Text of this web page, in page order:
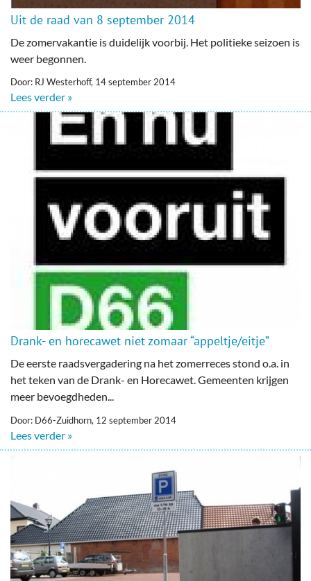
Uit de raad van 8 september 2014
De zomervakantie is duidelijk voorbij. Het politieke seizoen is
weer begonnen.
Door: RJ Westerhoff, 14 september 2014
Lees verder »
Drank- en horecawet niet zomaar “appeltje/eitje”
De eerste raadsvergadering na het zomerreces stond o.a. in
het teken van de Drank- en Horecawet. Gemeenten krijgen
meer bevoegdheden...
Door: D66-Zuidhorn, 12 september 2014
Lees verder »